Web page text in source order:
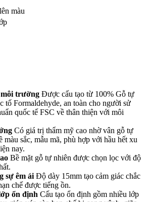
màu
trường Được cấu tạo từ 100% Gỗ tự
tố Formaldehyde, an toàn cho người sử
quốc tế FSC về thân thiện với môi
Có giá trị thẩm mỹ cao nhờ vân gỗ tự
màu sắc, mẫu mã, phù hợp với hầu hết xu
nay.
Bề mặt gỗ tự nhiên được chọn lọc với độ
sự êm ái Độ dày 15mm tạo cảm giác chắc
chế được tiếng ồn.
ổn định Cấu tạo ổn định gồm nhiều lớp